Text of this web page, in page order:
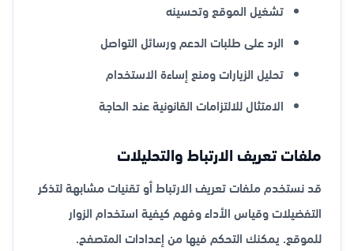
تشغيل الموقع وتحسينه
الرد على طلبات الدعم ورسائل التواصل
تحليل الزيارات ومنع إساءة الاستخدام
الامتثال للالتزامات القانونية عند الحاجة
ملفات تعريف الارتباط والتحليلات
قد نستخدم ملفات تعريف الارتباط أو تقنيات مشابهة لتذكر
التفضيلات وقياس الأداء وفهم كيفية استخدام الزوار
للموقع. يمكنك التحكم فيها من إعدادات المتصفح.